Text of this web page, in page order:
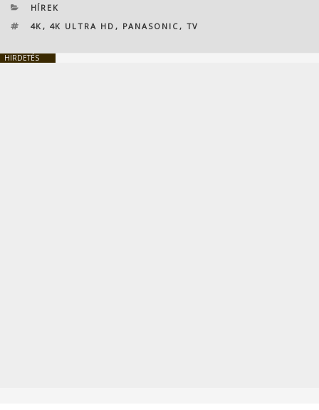
KATEGÓRIÁK
HÍREK
CÍMKÉK
4K , 4K ULTRA HD , PANASONIC , TV
HIRDETÉS